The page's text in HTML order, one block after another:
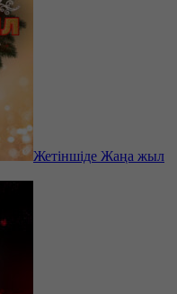
Жетіншіде Жаңа жыл